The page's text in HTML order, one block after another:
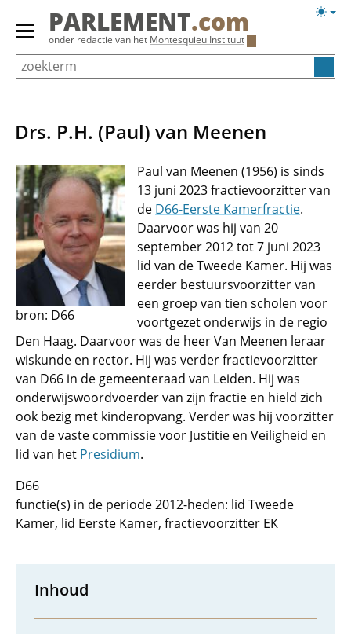
Overslaan
Primair
menu
tonen/verbergen
PARLEMENT.com
onder redactie van het Montesquieu Instituut
Drs. P.H. (Paul) van Meenen
bron: D66
Paul van Meenen (1956) is sinds
13 juni 2023 fractievoorzitter van
de D66-Eerste Kamerfractie.
Daarvoor was hij van 20
september 2012 tot 7 juni 2023
lid van de Tweede Kamer. Hij was
eerder bestuursvoorzitter van
een groep van tien scholen voor
voortgezet onderwijs in de regio
Den Haag. Daarvoor was de heer Van Meenen leraar
wiskunde en rector. Hij was verder fractievoorzitter
van D66 in de gemeenteraad van Leiden. Hij was
onderwijswoordvoerder van zijn fractie en hield zich
ook bezig met kinderopvang. Verder was hij voorzitter
van de vaste commissie voor Justitie en Veiligheid en
lid van het Presidium.
D66
functie(s) in de periode 2012-heden: lid Tweede
Kamer, lid Eerste Kamer, fractievoorzitter EK
Inhoud